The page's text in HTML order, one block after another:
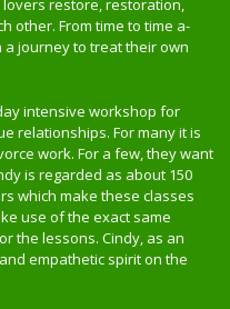
restore, restoration,
other. From time to time a-
a journey to treat their own
intensive workshop for
relationships. For many it is
work. For a few, they want
is regarded as about 150
which make these classes
use of the exact same
the lessons. Cindy, as an
empathetic spirit on the